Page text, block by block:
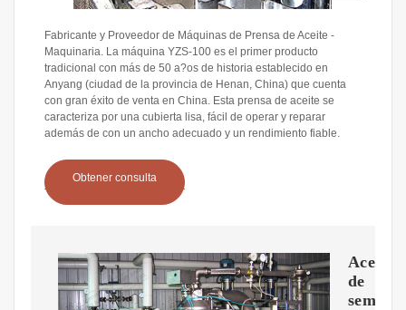
Fabricante y Proveedor de Máquinas de Prensa de Aceite -
Maquinaria. La máquina YZS-100 es el primer producto
tradicional con más de 50 a?os de historia establecido en
Anyang (ciudad de la provincia de Henan, China) que cuenta
con gran éxito de venta en China. Esta prensa de aceite se
caracteriza por una cubierta lisa, fácil de operar y reparar
además de con un ancho adecuado y un rendimiento fiable.
Obtener consulta
Aceite
de